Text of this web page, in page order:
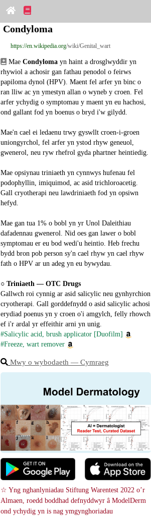
Condyloma
https://en.wikipedia.org/wiki/Genital_wart
Mae Condyloma yn haint a drosglwyddir yn
rhywiol a achosir gan fathau penodol o feirws
papiloma dynol (HPV). Maent fel arfer yn binc o
ran lliw ac yn ymestyn allan o wyneb y croen. Fel
arfer ychydig o symptomau y maent yn eu hachosi,
ond gallant fod yn boenus o bryd i'w gilydd.
Mae'n cael ei ledaenu trwy gyswllt croen-i-groen
uniongyrchol, fel arfer yn ystod rhyw geneuol,
gwenerol, neu ryw rhefrol gyda phartner heintiedig.
Mae opsiynau triniaeth yn cynnwys hufenau fel
podophyllin, imiquimod, ac asid trichloroacetig.
Gall cryotherapi neu lawdriniaeth fod yn opsiwn
hefyd.
Mae gan tua 1% o bobl yn yr Unol Daleithiau
dafadennau gwenerol. Nid oes gan lawer o bobl
symptomau er eu bod wedi'u heintio. Heb frechu
bydd bron pob person sy'n cael rhyw yn cael rhyw
fath o HPV ar un adeg yn eu bywydau.
○ Triniaeth ― OTC Drugs
Gallwch roi cynnig ar asid salicylic neu gynhyrchion
cryotherapi. Gall gorddefnydd o asid salicylic achosi
erydiad poenus yn y croen o'i amgylch, felly rhowch
ef i'r ardal yr effeithir arni yn unig.
#Salicylic acid, brush applicator [Duofilm]
#Freeze, wart remover
Mwy o wybodaeth ― Cymraeg
☆ Yng nghanlyniadau Stiftung Warentest 2022 o’r
Almaen, roedd boddhad defnyddwyr â ModelDerm
ond ychydig yn is nag ymgynghoriadau